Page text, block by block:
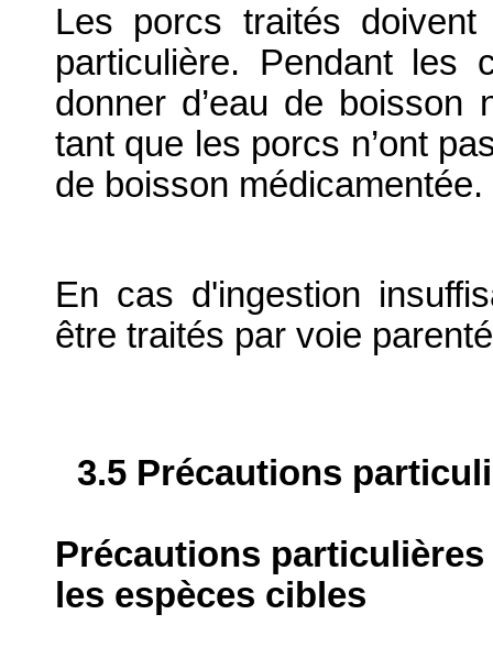
Les porcs traités
particulière. Pendant les
donner d’eau de boisson
tant que les porcs n’ont
de boisson médicamentée.
En cas d'ingestion
être traités par voie
3.5 Précautions
Précautions
les espèces cibles